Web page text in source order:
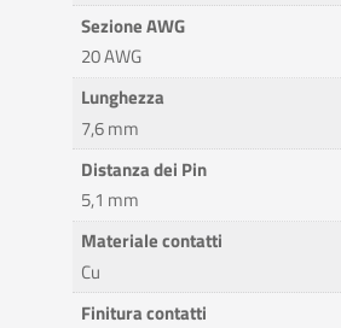
Sezione AWG
20 AWG
Lunghezza
7,6 mm
Distanza dei Pin
5,1 mm
Materiale contatti
Cu
Finitura contatti